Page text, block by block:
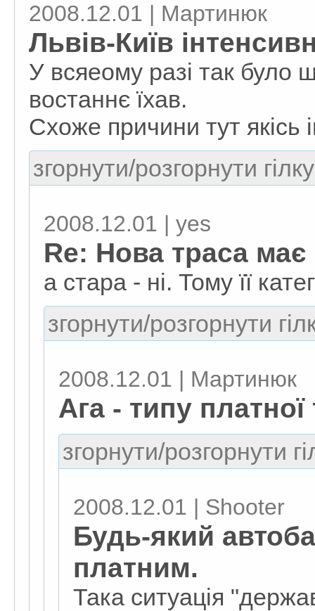
2008.12.01 | Мартинюк
Львів-Київ
У всяеому разі так було
востаннє їхав.
Схоже причини тут якісь
згорнути/розгорнути
2008.12.01 | yes
Re: Нова траса
а стара - ні. Тому її
згорнути/розгорнути
2008.12.01 | Мартинюк
Ага - типу платної
згорнути/розгорнути
2008.12.01 | Shooter
Будь-який
платним.
Така ситуація